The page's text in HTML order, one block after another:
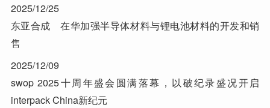
2025/12/25
东亚合成 在华加强半导体材料与锂电池材料的开发和销
售
2025/12/09
swop 2025十周年盛会圆满落幕，以破纪录盛况开启
interpack China新纪元